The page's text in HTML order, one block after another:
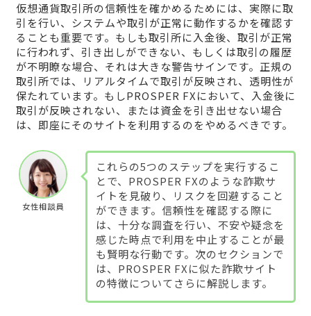
仮想通貨取引所の信頼性を確かめるためには、実際に取
引を行い、システムや取引が正常に動作するかを確認す
ることも重要です。もしも取引所に入金後、取引が正常
に行われず、引き出しができない、もしくは取引の履歴
が不明瞭な場合、それは大きな警告サインです。正規の
取引所では、リアルタイムで取引が反映され、透明性が
保たれています。もしPROSPER FXにおいて、入金後に
取引が反映されない、または資金を引き出せない場合
は、即座にそのサイトを利用するのをやめるべきです。
女性相談員
これらの5つのステップを実行するこ
とで、PROSPER FXのような詐欺サ
イトを見破り、リスクを回避すること
ができます。信頼性を確認する際に
は、十分な調査を行い、不安や疑念を
感じた時点で利用を中止することが最
も賢明な行動です。次のセクションで
は、PROSPER FXに似た詐欺サイト
の特徴についてさらに解説します。